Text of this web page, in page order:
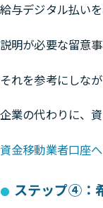
給与デジタル払い
説明が必要な留意
それを参考にしな
企業の代わりに、
資金移動業者口座
ステップ④：